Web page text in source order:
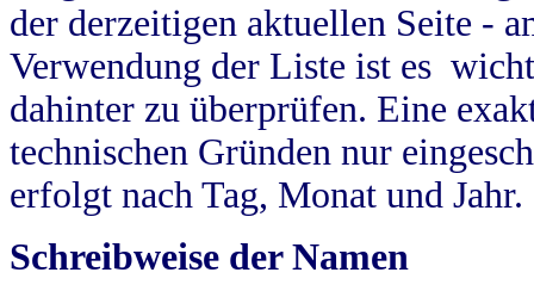
der derzeitigen aktuellen Seite -
Verwendung der Liste ist es
dahinter zu überprüfen. Eine
technischen Gründen nur
erfolgt nach Tag, Monat und Jahr.
Schreibweise der Namen